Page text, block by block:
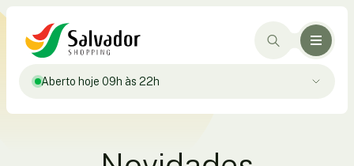
Aberto hoje 09h às 22h